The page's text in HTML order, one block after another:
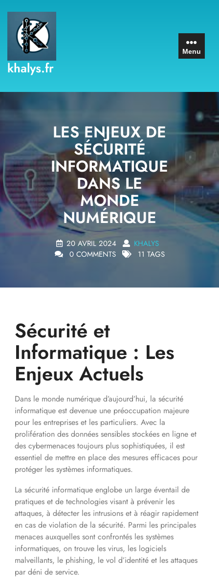
content
khalys.fr
Menu
LES ENJEUX DE
SÉCURITÉ
INFORMATIQUE
DANS LE
MONDE
NUMÉRIQUE
20 AVRIL 2024
KHALYS
0 COMMENTS
11 TAGS
Sécurité et
Informatique : Les
Enjeux Actuels
Dans le monde numérique d’aujourd’hui, la sécurité
informatique est devenue une préoccupation majeure
pour les entreprises et les particuliers. Avec la
prolifération des données sensibles stockées en ligne et
des cybermenaces toujours plus sophistiquées, il est
essentiel de mettre en place des mesures efficaces pour
protéger les systèmes informatiques.
La sécurité informatique englobe un large éventail de
pratiques et de technologies visant à prévenir les
attaques, à détecter les intrusions et à réagir rapidement
en cas de violation de la sécurité. Parmi les principales
menaces auxquelles sont confrontés les systèmes
informatiques, on trouve les virus, les logiciels
malveillants, le phishing, le vol d’identité et les attaques
par déni de service.